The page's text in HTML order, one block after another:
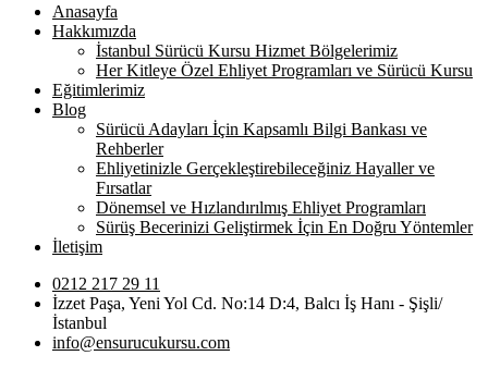
Anasayfa
Hakkımızda
İstanbul Sürücü Kursu Hizmet Bölgelerimiz
Her Kitleye Özel Ehliyet Programları ve Sürücü Kursu
Eğitimlerimiz
Blog
Sürücü Adayları İçin Kapsamlı Bilgi Bankası ve
Rehberler
Ehliyetinizle Gerçekleştirebileceğiniz Hayaller ve
Fırsatlar
Dönemsel ve Hızlandırılmış Ehliyet Programları
Sürüş Becerinizi Geliştirmek İçin En Doğru Yöntemler
İletişim
0212 217 29 11
İzzet Paşa, Yeni Yol Cd. No:14 D:4, Balcı İş Hanı - Şişli/
İstanbul
info@ensurucukursu.com